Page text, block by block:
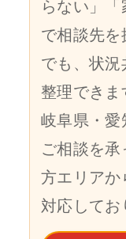
らない」
で相談先
でも、状況
整理できま
岐阜県・愛
ご相談を
方エリアか
対応してお